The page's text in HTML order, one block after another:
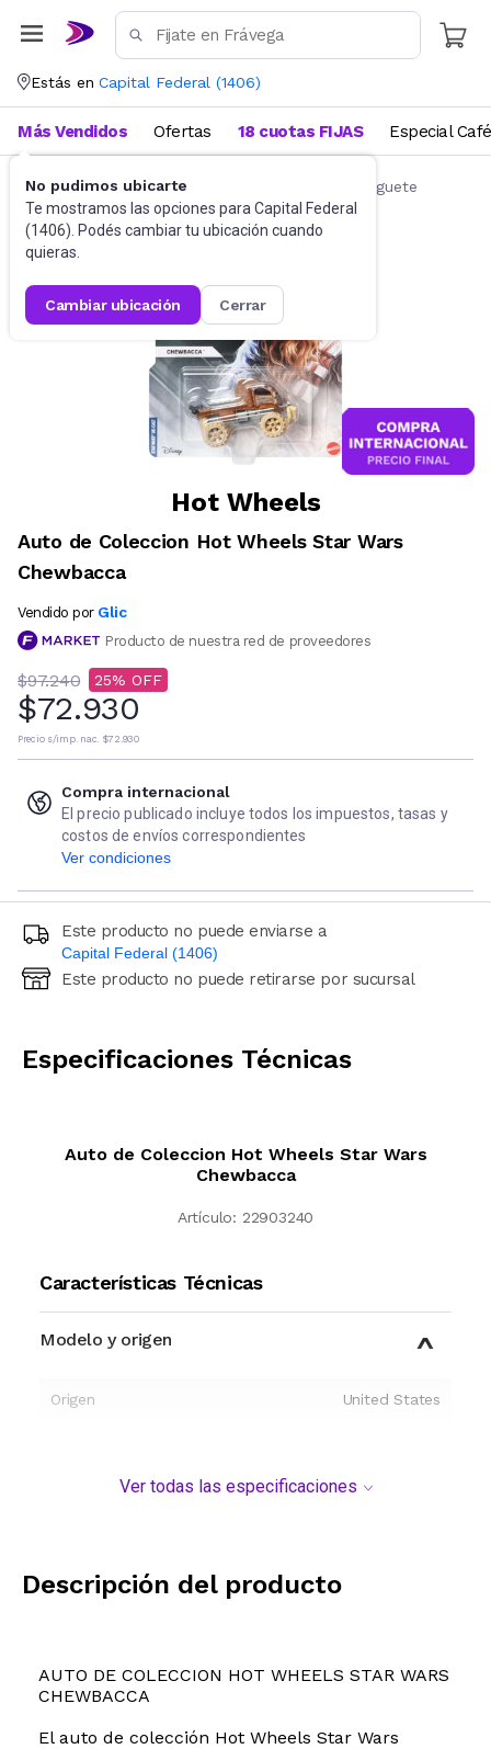
Estás en Capital Federal (1406)
No pudimos ubicarte
Te mostramos las opciones para Capital Federal
(1406). Podés cambiar tu ubicación cuando
quieras.
cambiar ubicación cerrar
Más Vendidos Ofertas 18 cuotas FIJAS Especial Café
Autos de juguete y accesorios Autitos de juguete
Hot Wheels
Auto de Coleccion Hot Wheels Star Wars
Chewbacca
Vendido por Glic
Producto de nuestra red de proveedores
$97.240 25
$72.930
Precio s/imp. nac. $72.930
Compra internacional
El precio publicado incluye todos los impuestos, tasas y
costos de envíos correspondientes
Ver condiciones
Este producto no puede enviarse a
Capital Federal (1406)
Ingresá código postal (sólo números)
Este producto no puede retirarse por sucursal
Especificaciones Técnicas
Auto de Coleccion Hot Wheels Star Wars
Chewbacca
Artículo: 22903240
Características Técnicas
Modelo y origen
Origen United States
Ver todas las especificaciones
Descripción del producto
AUTO DE COLECCION HOT WHEELS STAR WARS
CHEWBACCA
El auto de colección Hot Wheels Star Wars